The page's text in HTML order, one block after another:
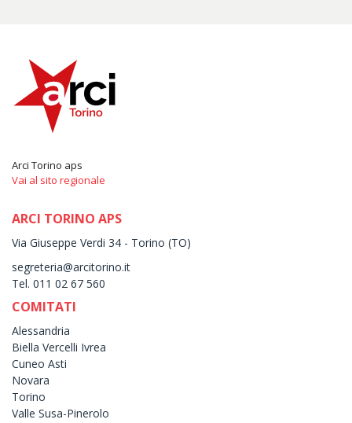
Arci Torino aps
Vai al sito regionale
ARCI TORINO APS
Via Giuseppe Verdi 34 - Torino (TO)
segreteria@arcitorino.it
Tel. 011 02 67 560
COMITATI
Alessandria
Biella Vercelli Ivrea
Cuneo Asti
Novara
Torino
Valle Susa-Pinerolo